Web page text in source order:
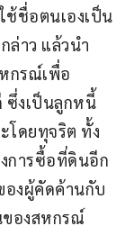
ชื่อตนเองเป็น
ล่าว แล้วนำ
กรณ์เพื่อ
ซึ่งเป็นลูกหนี้
โดยทุจริต ทั้ง
การซื้อที่ดินอีก
องผู้คัดค้านกับ
ของสหกรณ์